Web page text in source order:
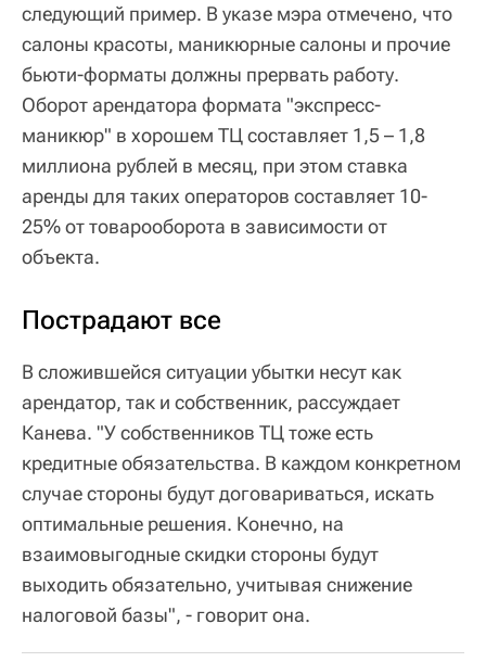
следующий пример. В указе мэра отмечено, что
салоны красоты, маникюрные салоны и прочие
бьюти-форматы должны прервать работу.
Оборот арендатора формата "экспресс-
маникюр" в хорошем ТЦ составляет 1,5 – 1,8
миллиона рублей в месяц, при этом ставка
аренды для таких операторов составляет 10-
25% от товарооборота в зависимости от
объекта.
Пострадают все
В сложившейся ситуации убытки несут как
арендатор, так и собственник, рассуждает
Канева. "У собственников ТЦ тоже есть
кредитные обязательства. В каждом конкретном
случае стороны будут договариваться, искать
оптимальные решения. Конечно, на
взаимовыгодные скидки стороны будут
выходить обязательно, учитывая снижение
налоговой базы", - говорит она.